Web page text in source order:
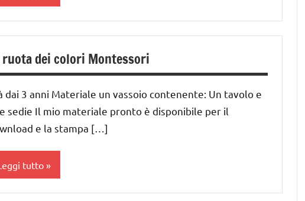
0
ruota dei colori Montessori
dai 3 anni Materiale un vassoio contenente: Un tavolo e
sedie Il mio materiale pronto è disponibile per il
e la stampa […]
tutto